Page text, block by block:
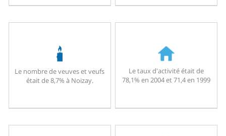
Le nombre de veuves et veufs
était de 8,7% à Noizay.
Le taux d'activité était de
78,1% en 2004 et 71,4 en 1999